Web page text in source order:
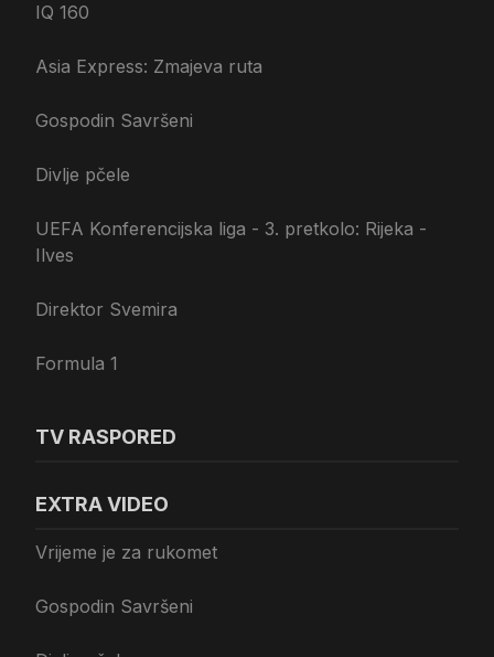
IQ 160
Asia Express: Zmajeva ruta
Gospodin Savršeni
Divlje pčele
UEFA Konferencijska liga - 3. pretkolo: Rijeka -
Ilves
Direktor Svemira
Formula 1
TV RASPORED
EXTRA VIDEO
Vrijeme je za rukomet
Gospodin Savršeni